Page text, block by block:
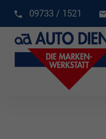
09733 / 1521